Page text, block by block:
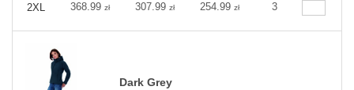
2XL
368.99 zł 307.99 zł 254.99 zł 3
Dark Grey